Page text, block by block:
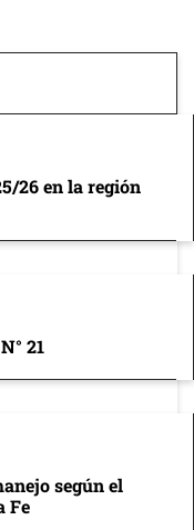
26 en la región
21
según el
Fe